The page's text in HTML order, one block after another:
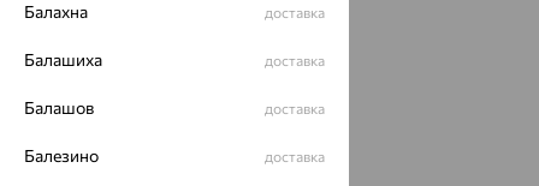
Балахна доставка
Балашиха доставка
Балашов доставка
Балезино доставка